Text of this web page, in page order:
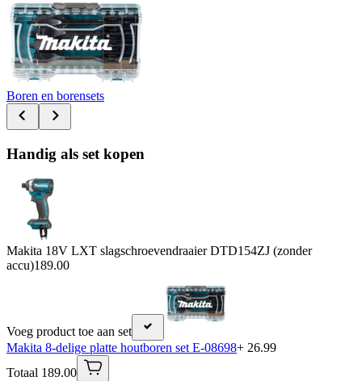
Boren en borensets
Handig als set kopen
Makita 18V LXT slagschroevendraaier DTD154ZJ (zonder
accu)189.00
Voeg product toe aan set
Makita 8-delige platte houtboren set E-08698+ 26.99
Totaal 189.00